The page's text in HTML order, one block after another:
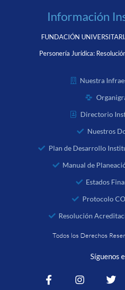
Información
FUNDACIÓN
Personería Jurídica:
Nuestra
Directorio
Nuestros
Plan de Desarrollo
Manual de
Estados
Protocolo
Resolución
Todos los Derechos
Síguenos